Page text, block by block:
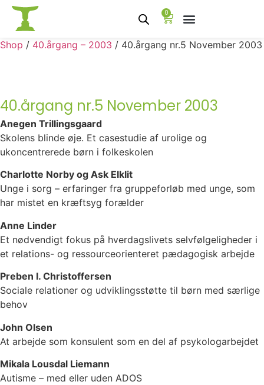
0
Shop / 40.årgang – 2003 / 40.årgang nr.5 November 2003
40.årgang nr.5 November 2003
Anegen Trillingsgaard
Skolens blinde øje. Et casestudie af urolige og
ukoncentrerede børn i folkeskolen
Charlotte Norby og Ask Elklit
Unge i sorg – erfaringer fra gruppeforløb med unge, som
har mistet en kræftsyg forælder
Anne Linder
Et nødvendigt fokus på hverdagslivets selvfølgeligheder i
et relations- og ressourceorienteret pædagogisk arbejde
Preben I. Christoffersen
Sociale relationer og udviklingsstøtte til børn med særlige
behov
John Olsen
At arbejde som konsulent som en del af psykologarbejdet
Mikala Lousdal Liemann
Autisme – med eller uden ADOS